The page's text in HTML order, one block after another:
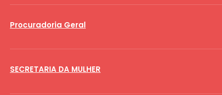
Procuradoria Geral
SECRETARIA DA MULHER